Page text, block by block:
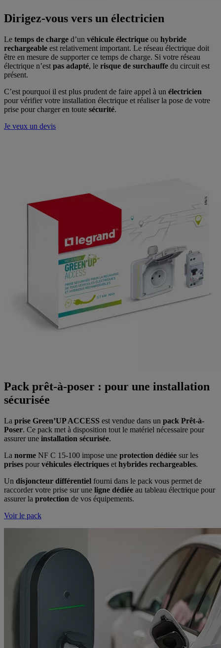
Dirigez-vous vers un électricien
Le temps de charge d’un véhicule électrique ou hybride
rechargeable est relativement important. Le réseau électrique doit
être en mesure de supporter ce temps de charge. Si votre réseau
électrique n’est pas adapté, le risque de surchauffe du circuit est
présent.
C’est pourquoi il est plus prudent de faire appel à un électricien
pour vérifier votre installation électrique et réaliser la pose de votre
prise pour charger en toute sécurité.
Je veux un devis
Pack prêt-à-poser : pour une installation
sécurisée
La prise Green’UP ACCESS est vendue dans un pack Prêt-à-
Poser. Ce pack met à disposition tout le matériel nécessaire pour
assurer une installation sécurisée.
La norme NF C 15-100 impose une protection dédiée sur les
prises pourvéhicules électriques et hybrides rechargeables.
Un disjoncteur différentiel fourni dans le pack vous permet de
raccorder votre prise sur une ligne dédiée au tableau électrique pour
assurer la protection de vos équipements.
Voir le pack